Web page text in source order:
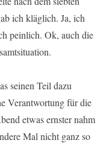
ich kläglich. Ja, ich
peinlich. Ok, auch die
seinen Teil dazu
Verantwortung für die
etwas ernster nahm
Mal nicht ganz so